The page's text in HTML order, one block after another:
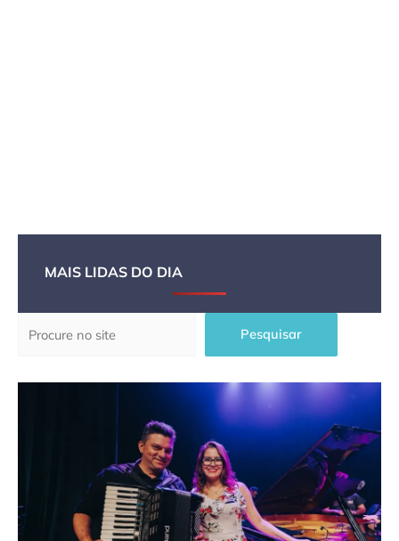
MAIS LIDAS DO DIA
Pesquisar